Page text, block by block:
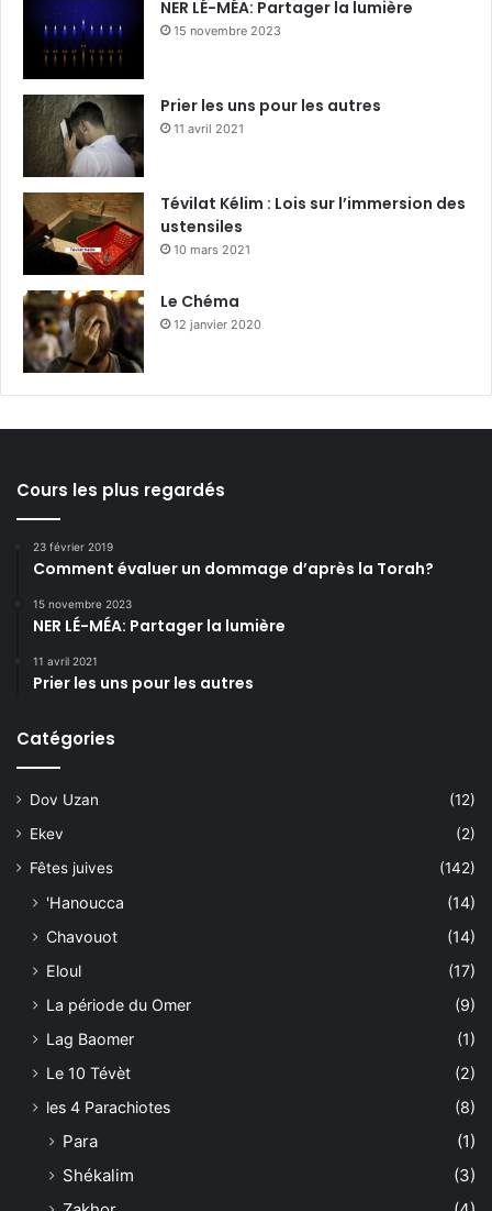
NER LÉ-MÉA: Partager la lumière
15 novembre 2023
Prier les uns pour les autres
11 avril 2021
Tévilat Kélim : Lois sur l’immersion des
ustensiles
10 mars 2021
Le Chéma
12 janvier 2020
Cours les plus regardés
23 février 2019
Comment évaluer un dommage d’après la Torah?
15 novembre 2023
NER LÉ-MÉA: Partager la lumière
11 avril 2021
Prier les uns pour les autres
Catégories
Dov Uzan
(12)
Ekev
(2)
Fêtes juives
(142)
'Hanoucca
(14)
Chavouot
(14)
Eloul
(17)
La période du Omer
(9)
Lag Baomer
(1)
Le 10 Tévèt
(2)
les 4 Parachiotes
(8)
Para
(1)
Shékalim
(3)